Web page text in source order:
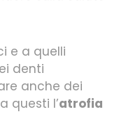
e a quelli
denti
anche dei
questi l’atrofia